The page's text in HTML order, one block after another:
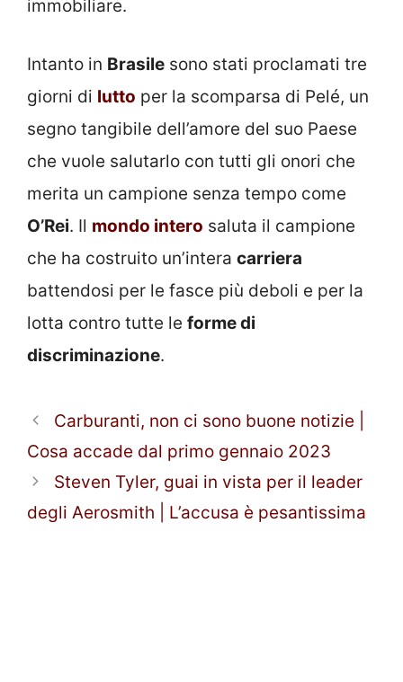
immobiliare.
Intanto in Brasile sono stati proclamati tre
giorni di lutto per la scomparsa di Pelé, un
segno tangibile dell’amore del suo Paese
che vuole salutarlo con tutti gli onori che
merita un campione senza tempo come
O’Rei. Il mondo intero saluta il campione
che ha costruito un’intera carriera
battendosi per le fasce più deboli e per la
lotta contro tutte le forme di
discriminazione.
Carburanti, non ci sono buone notizie |
Cosa accade dal primo gennaio 2023
Steven Tyler, guai in vista per il leader
degli Aerosmith | L’accusa è pesantissima